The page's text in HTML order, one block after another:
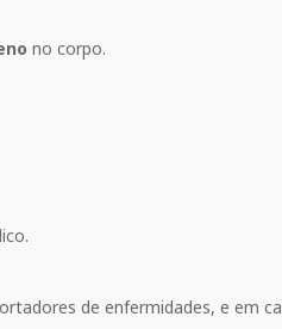
no corpo.
de enfermidades, e em